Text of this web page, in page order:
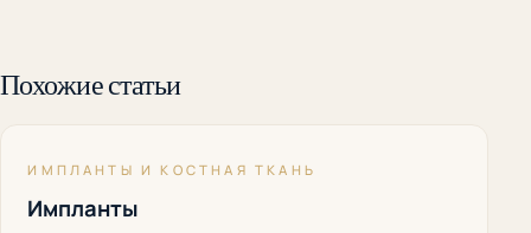
Похожие статьи
ИМПЛАНТЫ И КОСТНАЯ ТКАНЬ
Импланты